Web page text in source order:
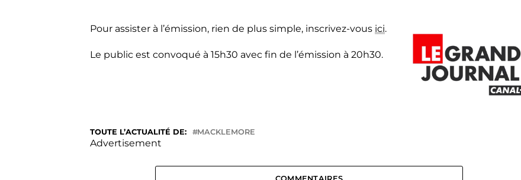
Pour assister à l’émission, rien de plus simple, inscrivez-vous ici.
Le public est convoqué à 15h30 avec fin de l’émission à 20h30.
TOUTE L’ACTUALITÉ DE: MACKLEMORE
Advertisement